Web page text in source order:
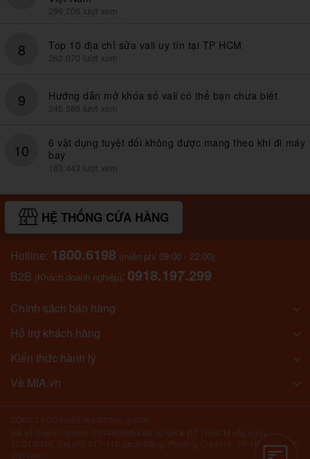
299,206 lượt xem
8 Top 10 địa chỉ sửa vali uy tín tại TP HCM
262,070 lượt xem
9 Hướng dẫn mở khóa số vali có thể bạn chưa biết
245,586 lượt xem
10
6 vật dụng tuyệt đối không được mang theo khi đi máy
bay
163,443 lượt xem
HỆ THỐNG CỬA HÀNG
Hotline: 1800.6198 (miễn phí 09:00 - 22:00)
B2B (Khách doanh nghiệp): 0918.197.299
Chính sách bán hàng
Hỗ trợ khách hàng
Kiến thức hành lý
Về MIA.vn
10/01/2018. Địa chỉ: 117-119 Bạch Đằng, Phường Gia Định, TP. Hồ Chí Minh,